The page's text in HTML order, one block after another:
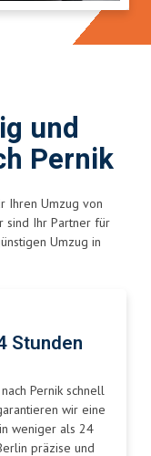
und
Pernik
Ihren Umzug von
sind Ihr Partner für
Umzug in
Stunden
Pernik schnell
wir eine
weniger als 24
präzise und